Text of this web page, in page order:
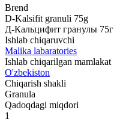
Brend
D-Kalsifit granuli 75g
Д-Кальцифит гранулы 75г
Ishlab chiqaruvchi
Malika labaratories
Ishlab chiqarilgan mamlakat
O'zbekiston
Chiqarish shakli
Granula
Qadoqdagi miqdori
1